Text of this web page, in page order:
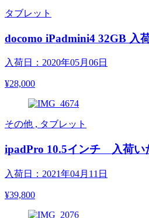
タブレット
docomo iPadmini4 32GB 入
入荷日：2020年05月06日
¥28,000
その他 , タブレット
ipadPro 10.5インチ 入荷い
入荷日：2021年04月11日
¥39,800